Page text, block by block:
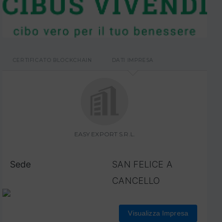
CERTIFICATO BLOCKCHAIN DATI IMPRESA
EASY EXPORT S.R.L.
Sede
SAN FELICE A
CANCELLO
Visualizza Impresa